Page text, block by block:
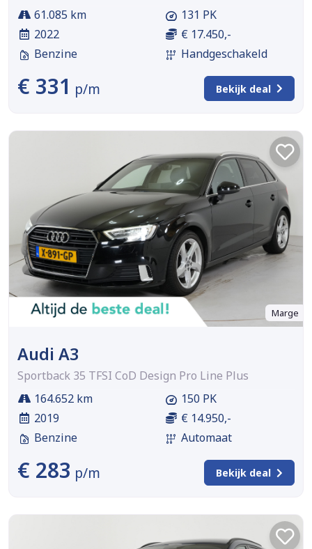
61.085 km
2022
Benzine
131 PK
€ 17.450,-
Handgeschakeld
€ 331 p/m Bekijk deal
Marge
Audi A3
Sportback 35 TFSI CoD Design Pro Line Plus
164.652 km
2019
Benzine
150 PK
€ 14.950,-
Automaat
€ 283 p/m Bekijk deal